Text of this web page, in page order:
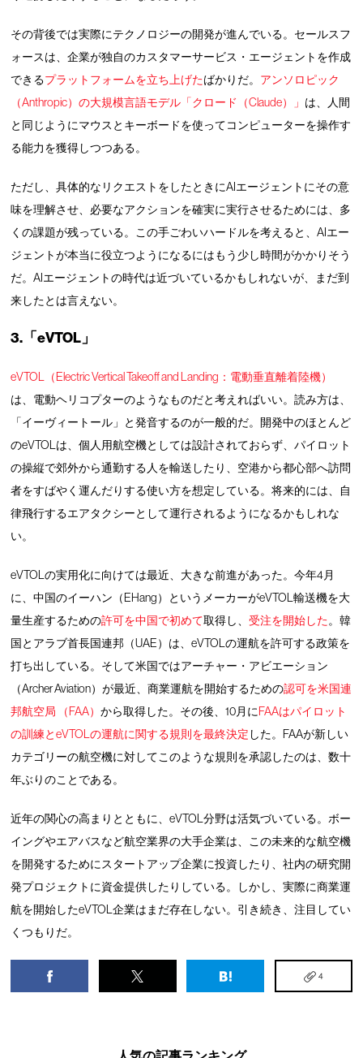
その背後では実際にテクノロジーの開発が進んでいる。セールスフ
ォースは、企業が独自のカスタマーサービス・エージェントを作成
できるプラットフォームを立ち上げたばかりだ。 アンソロピック
（Anthropic）の大規模言語モデル「クロード（Claude）」 は、人間
と同じようにマウスとキーボードを使ってコンピューターを操作す
る能力を獲得しつつある。
ただし、具体的なリクエストをしたときにAIエージェントにその意
味を理解させ、必要なアクションを確実に実行させるためには、多
くの課題が残っている。この手ごわいハードルを考えると、AIエー
ジェントが本当に役立つようになるにはもう少し時間がかかりそう
だ。AIエージェントの時代は近づいているかもしれないが、まだ到
来したとは言えない。
3.「eVTOL」
eVTOL（Electric Vertical Takeoff and Landing：電動垂直離着陸機）
は、電動ヘリコプターのようなものだと考えればいい。読み方は、
「イーヴィートール」と発音するのが一般的だ。開発中のほとんど
のeVTOLは、個人用航空機としては設計されておらず、パイロット
の操縦で郊外から通勤する人を輸送したり、空港から都心部へ訪問
者をすばやく運んだりする使い方を想定している。将来的には、自
律飛行するエアタクシーとして運行されるようになるかもしれな
い。
eVTOLの実用化に向けては最近、大きな前進があった。今年4月
に、中国のイーハン（EHang）というメーカーがeVTOL輸送機を大
量生産するための許可を中国で初めて取得し、受注を開始した。韓
国とアラブ首長国連邦（UAE）は、eVTOLの運航を許可する政策を
打ち出している。そして米国ではアーチャー・アビエーション
（Archer Aviation）が最近、商業運航を開始するための認可を米国連
邦航空局 （FAA）から取得した。その後、10月にFAAはパイロット
の訓練とeVTOLの運航に関する規則を最終決定 した。FAAが新しい
カテゴリーの航空機に対してこのような規則を承認したのは、数十
年ぶりのことである。
近年の関心の高まりとともに、eVTOL分野は活気づいている。ボー
イングやエアバスなど航空業界の大手企業は、この未来的な航空機
を開発するためにスタートアップ企業に投資したり、社内の研究開
発プロジェクトに資金提供したりしている。しかし、実際に商業運
航を開始したeVTOL企業はまだ存在しない。引き続き、注目してい
くつもりだ。
4